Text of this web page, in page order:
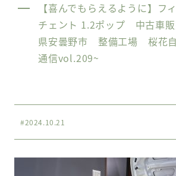
【喜んでもらえるように】フ
チェント 1.2ポップ 中古車
県安曇野市 整備工場 桜花
通信vol.209~
#2024.10.21